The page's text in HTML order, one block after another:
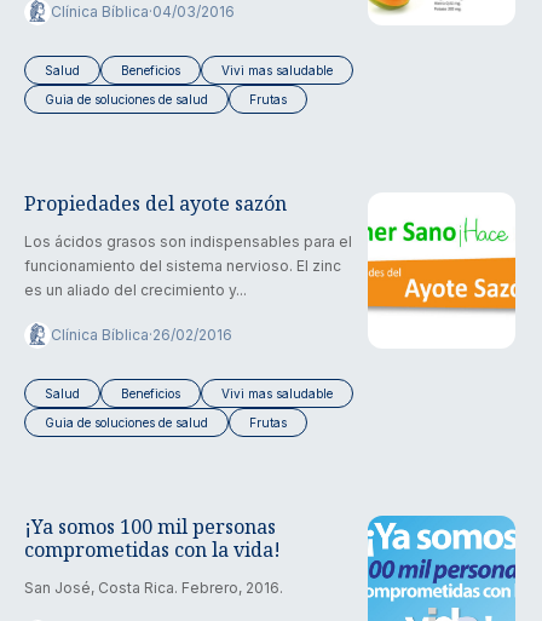
Clínica Bíblica·04/03/2016
Salud Beneficios
Vivi mas saludable
Guia de soluciones de salud
Frutas
Propiedades del ayote sazón
Los ácidos grasos son indispensables para el
funcionamiento del sistema nervioso. El zinc
es un aliado del crecimiento y...
Clínica Bíblica·26/02/2016
Salud Beneficios
Vivi mas saludable
Guia de soluciones de salud
Frutas
¡Ya somos 100 mil personas
comprometidas con la vida!
San José, Costa Rica. Febrero, 2016.